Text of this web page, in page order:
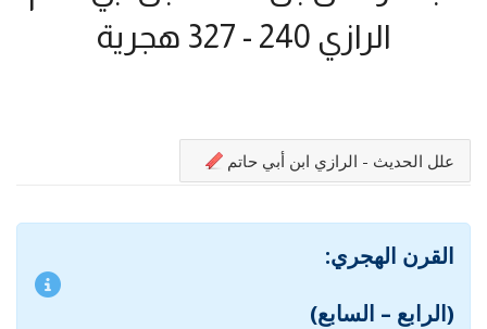
الرازي 240 - 327 هجرية
علل الحديث - الرازي ابن أبي حاتم
القرن الهجري:
(الرابع – السابع)